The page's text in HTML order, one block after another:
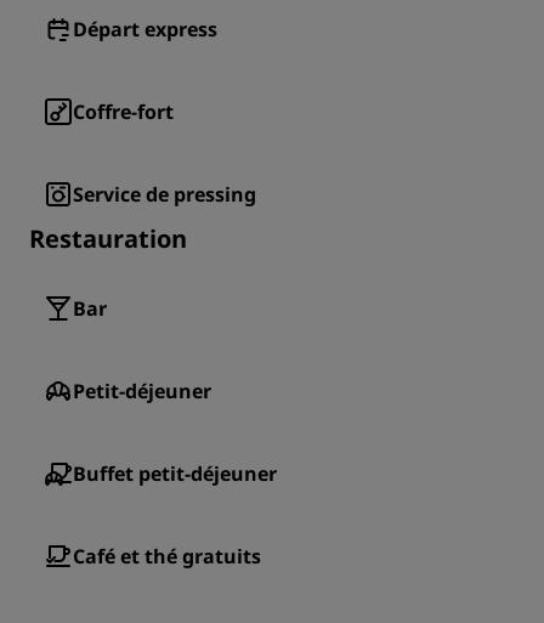
Départ express
Coffre-fort
Service de pressing
Restauration
Bar
Petit-déjeuner
Buffet petit-déjeuner
Café et thé gratuits